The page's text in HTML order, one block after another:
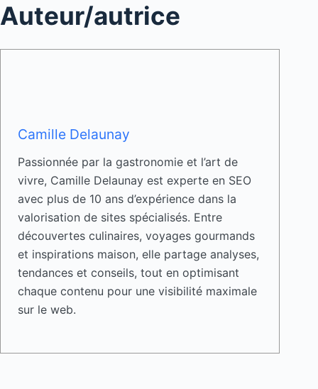
Auteur/autrice
Camille Delaunay
Passionnée par la gastronomie et l’art de
vivre, Camille Delaunay est experte en SEO
avec plus de 10 ans d’expérience dans la
valorisation de sites spécialisés. Entre
découvertes culinaires, voyages gourmands
et inspirations maison, elle partage analyses,
tendances et conseils, tout en optimisant
chaque contenu pour une visibilité maximale
sur le web.